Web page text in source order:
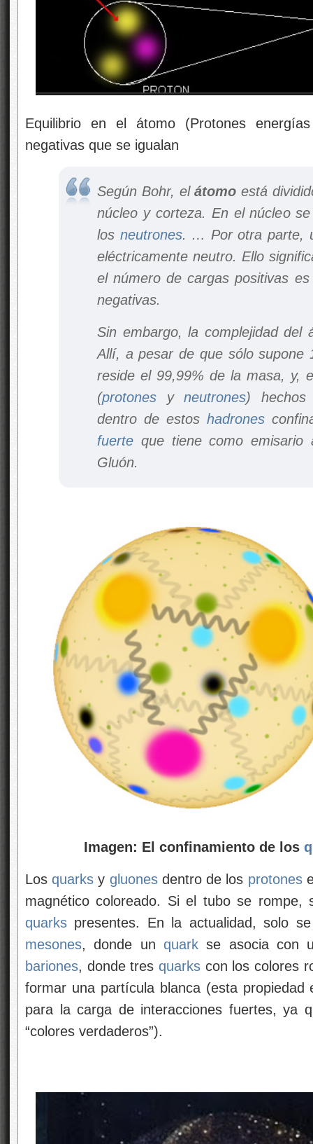
Equilibrio en el átomo (Protones
negativas que se igualan
Según Bohr, elátomo está
núcleo y corteza. En el núcleo
los neutrones. … Por otra parte,
eléctricamente neutro. Ello
el número de cargas positivas
negativas.
Sin embargo, la complejidad del
Allí, a pesar de que sólo supone
reside el 99,99% de la masa, y,
(protones yneutrones)
dentro de estos hadrones
fuerte que tiene como
Gluón.
Imagen: El confinamiento de los
Losquarks y gluonesdentro de los protones
magnético coloreado. Si el tubo se rompe,
quarks presentes. En la actualidad, solo
mesones, donde un quark se asocia con
bariones, donde tresquarks con los colores
formar una partícula blanca (esta
para la carga de interacciones fuertes, ya
“colores verdaderos”).